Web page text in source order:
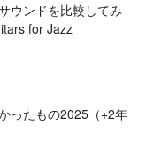
ウンドを比較してみ
for Jazz
ったもの2025（+2年